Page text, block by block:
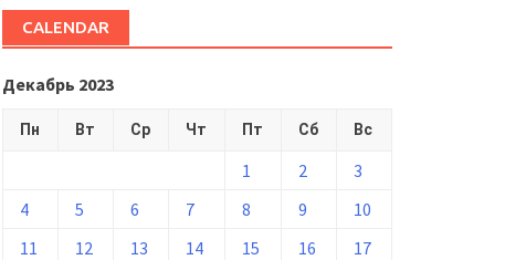
CALENDAR
Декабрь 2023
Пн Вт Ср Чт Пт Сб Вс
1 2
3
4
5 6 7 8 9
10
11
12 13 14 15 16
17